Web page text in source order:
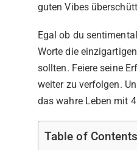
guten Vibes
Egal ob du
Worte die
sollten. Feiere seine
weiter zu verfolgen.
das wahre Leben mit
Table of Contents